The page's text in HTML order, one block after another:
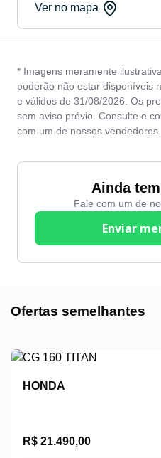
Ver no mapa
* Imagens meramente
poderão não estar disponíveis
e válidos de 31/08/2026. Os
sem aviso prévio. Consulte e
com um de nossos vendedores.
Ainda
Fale com um de
Enviar
Ofertas semelhantes
HONDA
R$ 21.490,00